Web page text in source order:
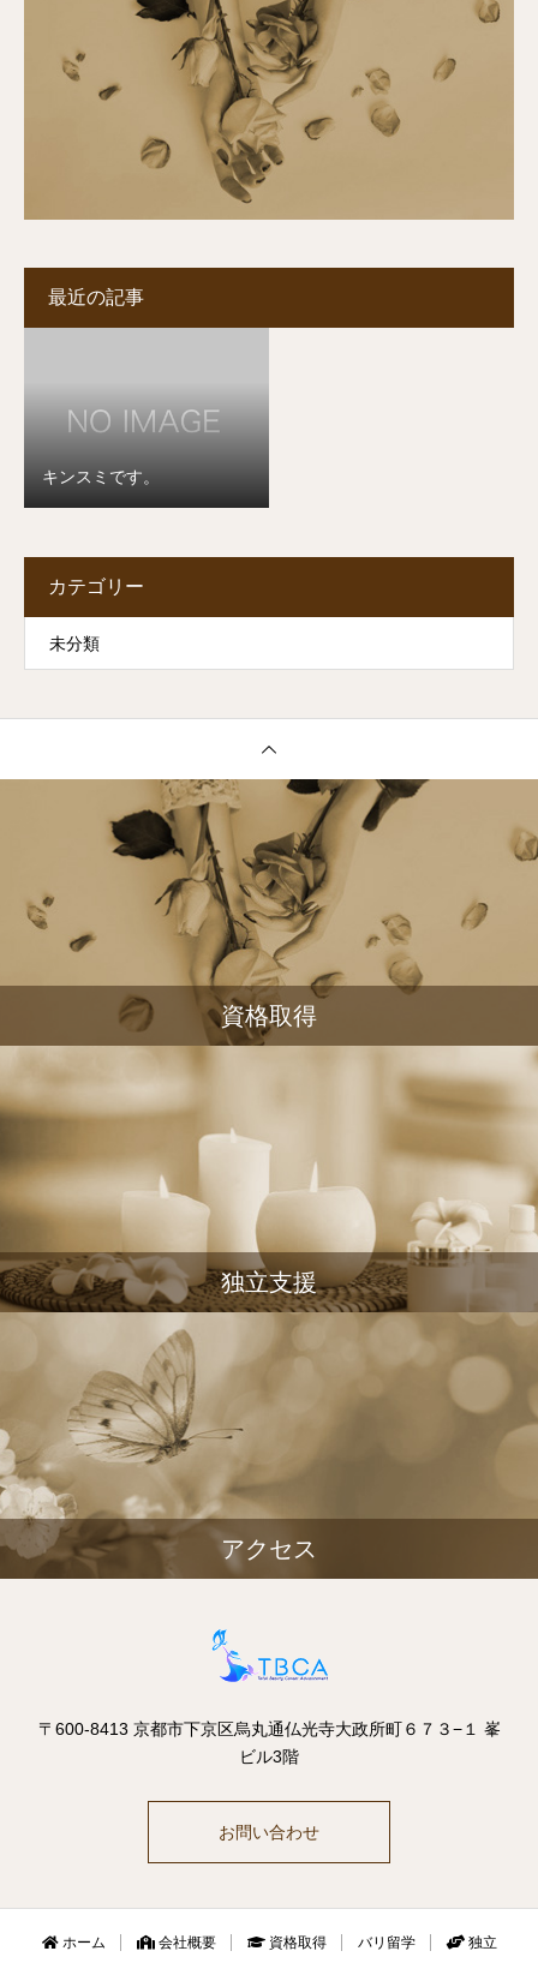
最近の記事
キンスミです。
カテゴリー
未分類
資格取得
独立支援
アクセス
〒600-8413 京都市下京区烏丸通仏光寺大政所町６７３−１ 峯
ビル3階
お問い合わせ
ホーム 会社概要 資格取得 バリ留学
独立